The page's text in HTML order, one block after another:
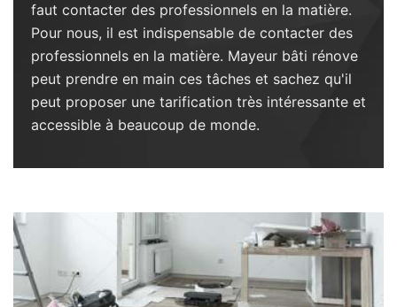
faut contacter des professionnels en la matière.
Pour nous, il est indispensable de contacter des
professionnels en la matière. Mayeur bâti rénove
peut prendre en main ces tâches et sachez qu'il
peut proposer une tarification très intéressante et
accessible à beaucoup de monde.